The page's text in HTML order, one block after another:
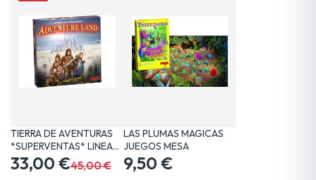
TIERRA DE AVENTURAS
*SUPERVENTAS* LINEA…
33,00 €45,00 €
LAS PLUMAS MAGICAS
JUEGOS MESA
9,50 €